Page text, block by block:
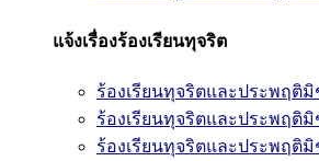
แจ้งเรื่องร้องเรียนทุจริต
ร้องเรียนทุจริตและประพฤติ
ร้องเรียนทุจริตและประพฤติ
ร้องเรียนทุจริตและประพฤติ